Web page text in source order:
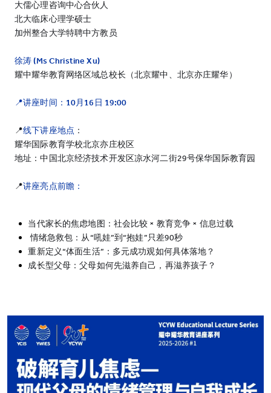
大儒心理咨询中心合伙人
北大临床心理学硕士
加州整合大学特聘中方教员
徐涛 (Ms Christine Xu)
耀中耀华教育网络区域总校长（北京耀中、北京亦庄耀华）
📍讲座时间：10月16日 19:00
📍线下讲座地点 ：
耀华国际教育学校北京亦庄校区
地址：中国北京经济技术开发区凉水河二街29号保华国际教育园
📍讲座亮点前瞻：
当代家长的焦虑地图：社会比较 × 教育竞争 × 信息过载
情绪急救包：从“吼娃”到“抱娃”只差90秒
重新定义“体面生活”：多元成功观如何具体落地？
成长型父母：父母如何先滋养自己，再滋养孩子？